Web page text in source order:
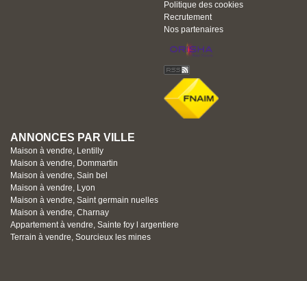
Politique des cookies
Recrutement
Nos partenaires
ANNONCES PAR VILLE
Maison à vendre, Lentilly
Maison à vendre, Dommartin
Maison à vendre, Sain bel
Maison à vendre, Lyon
Maison à vendre, Saint germain nuelles
Maison à vendre, Charnay
Appartement à vendre, Sainte foy l argentiere
Terrain à vendre, Sourcieux les mines